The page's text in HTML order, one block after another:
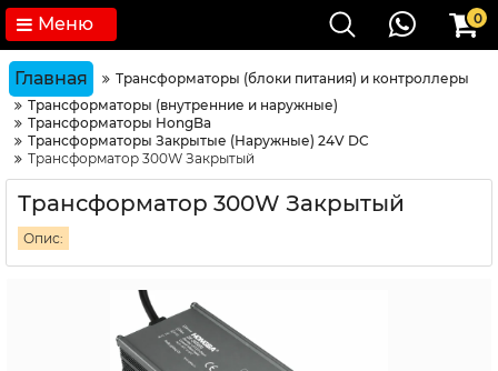
Меню 0
Главная
Трансформаторы (блоки питания) и контроллеры
Трансформаторы (внутренние и наружные)
Трансформаторы HongBa
Трансформаторы Закрытые (Наружные) 24V DC
Трансформатор 300W Закрытый
Трансформатор 300W Закрытый
Опис: